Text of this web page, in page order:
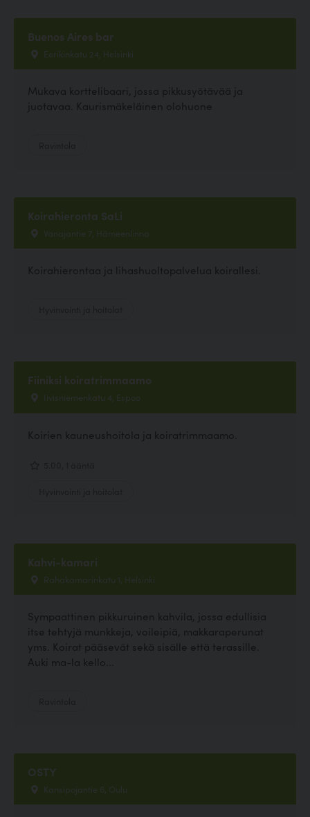
Buenos Aires bar
Eerikinkatu 24, Helsinki
Mukava korttelibaari, jossa pikkusyötävää ja
juotavaa. Kaurismäkeläinen olohuone
Koirahieronta SaLi
Vanajantie 7, Hämeenlinna
Koirahierontaa ja lihashuoltopalvelua koirallesi.
Fiiniksi koiratrimmaamo
Iivisniemenkatu 4, Espoo
Koirien kauneushoitola ja koiratrimmaamo.
Kahvi-kamari
Rahakamarinkatu 1, Helsinki
Sympaattinen pikkuruinen kahvila, jossa edullisia
itse tehtyjä munkkeja, voileipiä, makkaraperunat
yms. Koirat pääsevät sekä sisälle että terassille.
Auki ma-la kello...
OSTY
Kansipojantie 6, Oulu